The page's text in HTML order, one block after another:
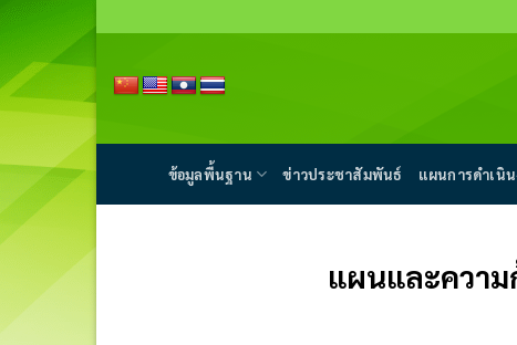
to
content
ข้อมูลพื้นฐาน ข่าวประชาสัมพันธ์ แผนการดำเนิ
แผนและความ